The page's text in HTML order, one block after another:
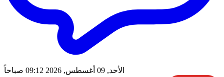
الأحد, 09 أغسطس, 2026 09:12 صباحاً